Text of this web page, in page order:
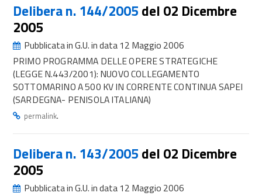
Delibera n. 144/2005 del 02 Dicembre
2005
Pubblicata in G.U. in data 12 Maggio 2006
PRIMO PROGRAMMA DELLE OPERE STRATEGICHE
(LEGGE N.443/2001): NUOVO COLLEGAMENTO
SOTTOMARINO A 500 KV IN CORRENTE CONTINUA SAPEI
(SARDEGNA- PENISOLA ITALIANA)
permalink.
Delibera n. 143/2005 del 02 Dicembre
2005
Pubblicata in G.U. in data 12 Maggio 2006